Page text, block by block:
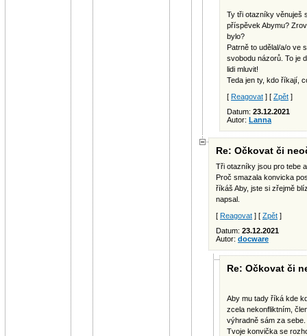
Ty tři otazníky věnuješ
příspěvek Abymu?
bylo?
Patrně to udělal/a/o ve
svobodu názorů. To je
lidi mluvit!
Teda jen ty, kdo říkají,
[ Reagovat ] [ Zpět ]
Datum: 23.12.2021
Autor: Lanna
Re: Očkovat či
Tři otazníky jsou pro tebe
Proč smazala konvicka
říkáš Aby, jste si zřejmě
napsal.
[ Reagovat ] [ Zpět ]
Datum: 23.12.2021
Autor: docware
Re: Očkovat či
Aby mu tady říká kde
zcela nekonfliktním,
výhradně sám za sebe.
Tvoje konvička se